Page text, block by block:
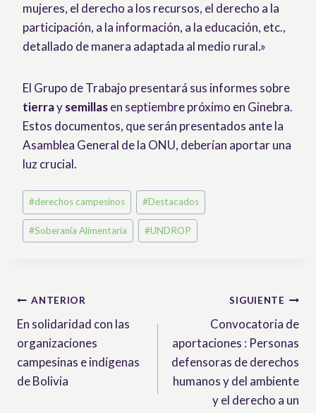
mujeres, el derecho a los recursos, el derecho a la
participación, a la información, a la educación, etc.,
detallado de manera adaptada al medio rural.»
El Grupo de Trabajo presentará sus informes sobre
tierraysemillasen septiembre próximo en Ginebra.
Estos documentos, que serán presentados ante la
Asamblea General de la ONU, deberían aportar una
luz crucial.
Etiquetas
de
la
#derechos campesinos #Destacados
#Soberanía Alimentaria #UNDROP
Navegación
de
entradas
ANTERIOR
En solidaridad con las
organizaciones
campesinas e indígenas
de Bolivia
SIGUIENTE
Convocatoria de
aportaciones : Personas
defensoras de derechos
humanos y del ambiente
y el derecho a un